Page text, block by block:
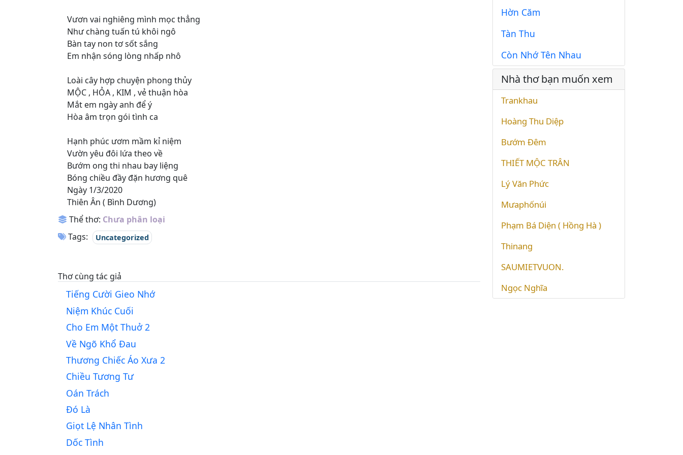
Vươn vai nghiêng mình mọc thẳng
Như chàng tuấn tú khôi ngô
Bàn tay non tơ sốt sắng
Em nhận sóng lòng nhấp nhô
Loài cây hợp chuyện phong thủy
MỘC , HỎA , KIM , vẻ thuận hòa
Mắt em ngày anh để ý
Hòa âm trọn gói tình ca
Hạnh phúc ươm mầm kỉ niệm
Vườn yêu đôi lứa theo về
Bướm ong thi nhau bay liệng
Bóng chiều đầy đặn hương quê
Ngày 1/3/2020
Thiên Ân ( Bình Dương)
Thể thơ: Chưa phân loại
Tags:
Uncategorized
Thơ cùng tác giả
Tiếng Cười Gieo Nhớ
Niệm Khúc Cuối
Cho Em Một Thuở 2
Về Ngõ Khổ Đau
Thương Chiếc Áo Xưa 2
Chiều Tương Tư
Oán Trách
Đó Là
Giọt Lệ Nhân Tình
Dốc Tình
Hờn Căm
Tàn Thu
Còn Nhớ Tên Nhau
Nhà thơ bạn muốn xem
Trankhau
Hoàng Thu Diệp
Bướm Đêm
THIẾT MỘC TRÂN
Lý Văn Phức
Mưaphốnúi
Phạm Bá Diện ( Hồng Hà )
Thinang
SAUMIETVUON.
Ngọc Nghĩa